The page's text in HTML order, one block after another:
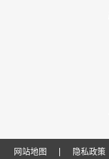
网站地图 隐私政策